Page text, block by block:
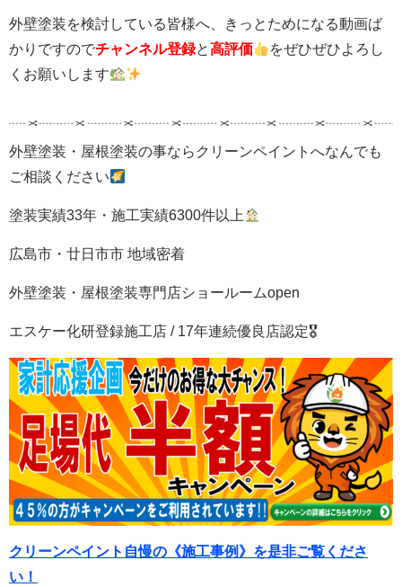
外壁塗装を検討している皆様へ、きっとためになる動画ば
かりですのでチャンネル登録と高評価
をぜひぜひよろし
くお願いします
外壁塗装・屋根塗装の事ならクリーンペイントへなんでも
ご相談ください
塗装実績33年・施工実績6300件以上
広島市・廿日市市 地域密着
外壁塗装・屋根塗装専門店ショールームopen
エスケー化研登録施工店 / 17年連続優良店認定🎖
クリーンペイント自慢の《施工事例》を是非ご覧くださ
い！